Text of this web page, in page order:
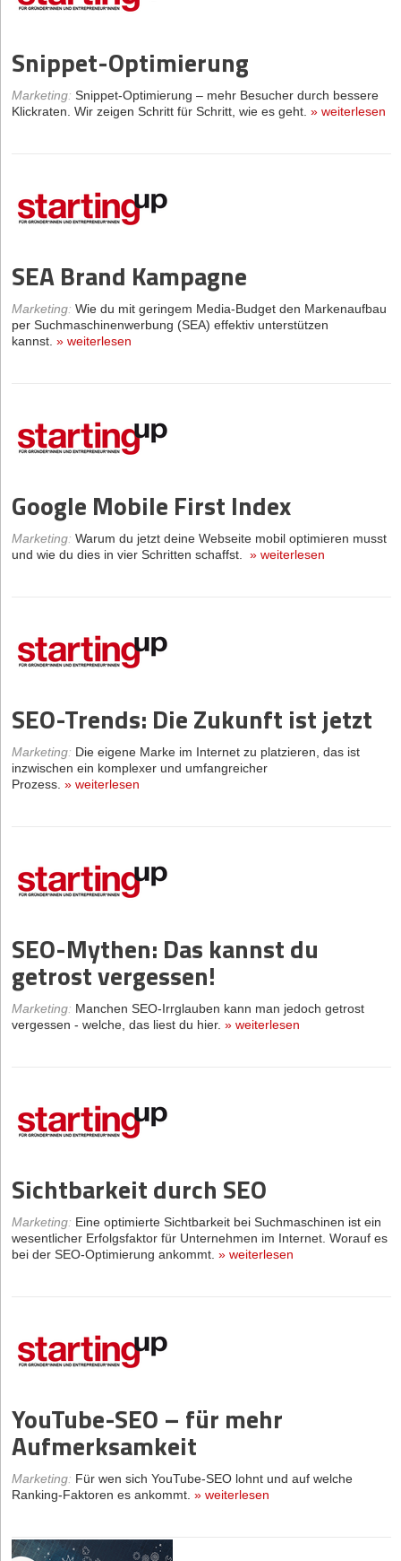
Snippet-Optimierung
Marketing: Snippet-Optimierung – mehr Besucher durch bessere
Klickraten. Wir zeigen Schritt für Schritt, wie es geht. » weiterlesen
SEA Brand Kampagne
Marketing: Wie du mit geringem Media-Budget den Markenaufbau
per Suchmaschinenwerbung (SEA) effektiv unterstützen
kannst. » weiterlesen
Google Mobile First Index
Marketing: Warum du jetzt deine Webseite mobil optimieren musst
und wie du dies in vier Schritten schaffst. » weiterlesen
SEO-Trends: Die Zukunft ist jetzt
Marketing: Die eigene Marke im Internet zu platzieren, das ist
inzwischen ein komplexer und umfangreicher
Prozess. » weiterlesen
SEO-Mythen: Das kannst du
getrost vergessen!
Marketing: Manchen SEO-Irrglauben kann man jedoch getrost
vergessen - welche, das liest du hier. » weiterlesen
Sichtbarkeit durch SEO
Marketing: Eine optimierte Sichtbarkeit bei Suchmaschinen ist ein
wesentlicher Erfolgsfaktor für Unternehmen im Internet. Worauf es
bei der SEO-Optimierung ankommt. » weiterlesen
YouTube-SEO – für mehr
Aufmerksamkeit
Marketing: Für wen sich YouTube-SEO lohnt und auf welche
Ranking-Faktoren es ankommt. » weiterlesen